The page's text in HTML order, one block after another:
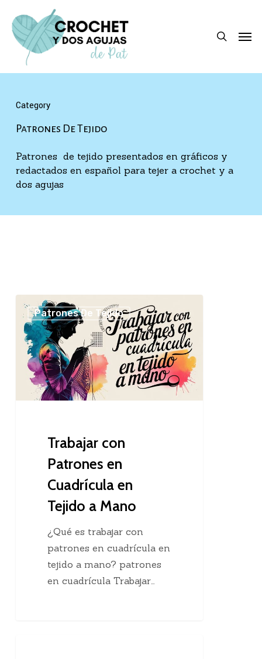
main
content
Category
Patrones De Tejido
Patrones de tejido presentados en gráficos y
redactados en español para tejer a crochet y a
dos agujas
Trabajar
con
Patrones
en
Cuadrícula
Tejido
Patrones De Tejido
Trabajar con
Patrones en
Cuadrícula en
Tejido a Mano
¿Qué es trabajar con
patrones en cuadrícula en
tejido a mano? patrones
en cuadrícula Trabajar…